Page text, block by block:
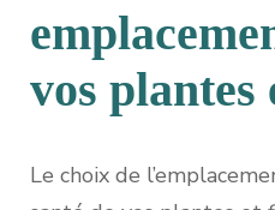
vos plantes
Le choix de